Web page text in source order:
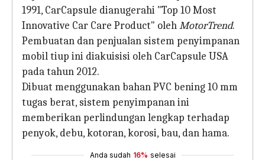
1991, CarCapsule dianugerahi "Top 10 Most
Innovative Car Care Product" olehMotorTrend.
Pembuatan dan penjualan sistem penyimpanan
mobil tiup ini diakuisisi oleh CarCapsule USA
pada tahun 2012.
Dibuat menggunakan bahan PVC bening 10 mm
tugas berat, sistem penyimpanan ini
memberikan perlindungan lengkap terhadap
penyok, debu, kotoran, korosi, bau, dan hama.
Anda sudah 16% selesai